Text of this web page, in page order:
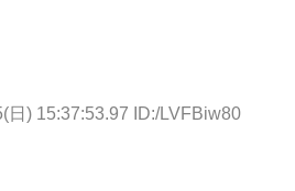
日) 15:37:53.97 ID:/LVFBiw80